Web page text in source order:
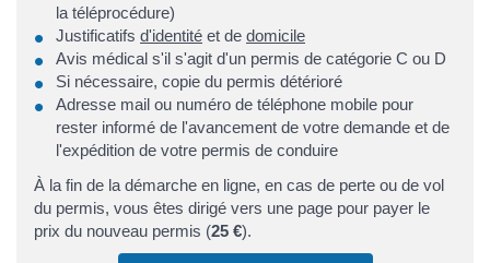
la téléprocédure)
Justificatifs d'identité et de domicile
Avis médical s'il s'agit d'un permis de catégorie C ou D
Si nécessaire, copie du permis détérioré
Adresse mail ou numéro de téléphone mobile pour
rester informé de l'avancement de votre demande et de
l'expédition de votre permis de conduire
À la fin de la démarche en ligne, en cas de perte ou de vol
du permis, vous êtes dirigé vers une page pour payer le
prix du nouveau permis (25 €).